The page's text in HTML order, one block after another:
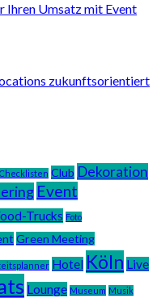
Ihren Umsatz mit Event
zukunftsorientiert
Checklisten Club Dekoration
Event
Trucks Foto
Green Meeting
Hotel Köln Live
Lounge Museum Musik